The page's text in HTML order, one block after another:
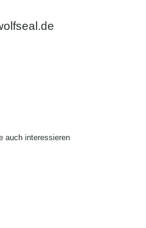
auch interessieren